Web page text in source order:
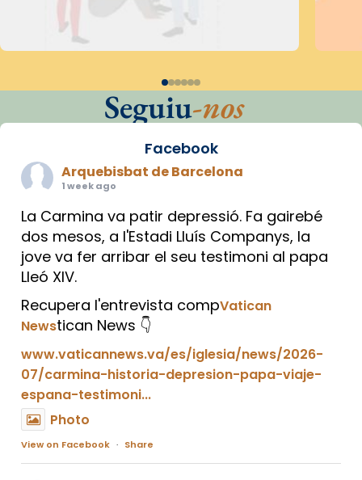
Seguiu-nos
Facebook
Arquebisbat de Barcelona
1 week ago
La Carmina va patir depressió. Fa gairebé
dos mesos, a l'Estadi Lluís Companys, la
jove va fer arribar el seu testimoni al papa
Lleó XIV.
Recupera l'entrevista compVatican
Newstican News 👇
www.vaticannews.va/es/iglesia/news/2026-
07/carmina-historia-depresion-papa-viaje-
espana-testimoni...
Photo
View on Facebook · Share